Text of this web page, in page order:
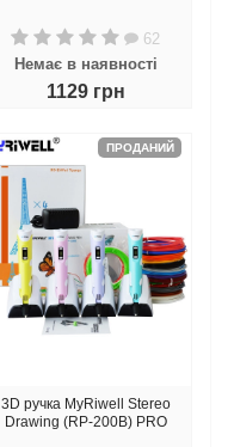
62
Немає в наявності
1129 грн
ПРОДАНИЙ
3D ручка MyRiwell Stereo
Drawing (RP-200B) PRO